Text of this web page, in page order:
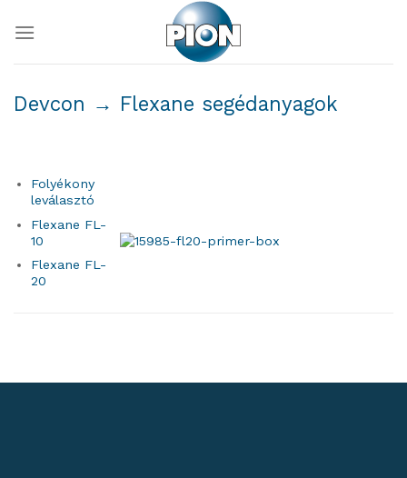
Devcon → Flexane segédanyagok
Folyékony
leválasztó
Flexane FL-
10
Flexane FL-
20